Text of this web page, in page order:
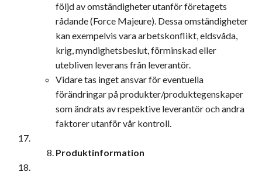
följd av omständigheter utanför företagets
rådande (Force Majeure). Dessa omständigheter
kan exempelvis vara arbetskonflikt, eldsvåda,
krig, myndighetsbeslut, förminskad eller
utebliven leverans från leverantör.
Vidare tas inget ansvar för eventuella
förändringar på produkter/produktegenskaper
som ändrats av respektive leverantör och andra
faktorer utanför vår kontroll.
Produktinformation